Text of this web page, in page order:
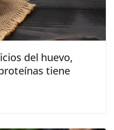
del huevo,
tiene